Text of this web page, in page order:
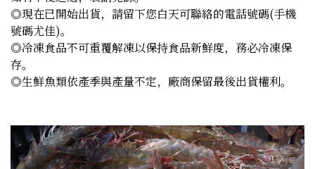
◎現在已開始出貨，請留下您白天可聯絡的電話號碼(手機
號碼尤佳)。
◎冷凍食品不可重覆解凍以保持食品新鮮度，務必冷凍保
存。
◎生鮮魚類依產季與產量不定，廠商保留最後出貨權利。